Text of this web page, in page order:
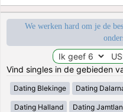
We werken hard om je de
Vind singles in de gebieden
Dating Blekinge Dating
Dating Halland Dating